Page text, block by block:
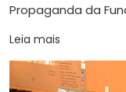
Propaganda da
Leia mais